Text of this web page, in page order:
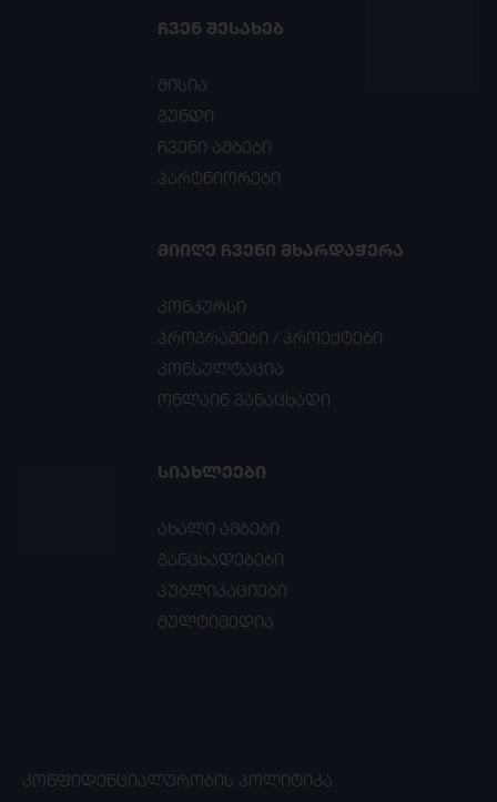
ᲩᲕᲔᲜ ᲨᲔᲡᲐᲮᲔᲑ
მისია
გუნდი
ჩვენი ამბები
პარტნიორები
ᲛᲘᲘᲦᲔ ᲩᲕᲔᲜᲘ ᲛᲮᲐᲠᲓᲐᲭᲔᲠᲐ
კონკურსი
პროგრამები / პროექტები
კონსულტაცია
ონლაინ განაცხადი
ᲡᲘᲐᲮᲚᲔᲔᲑᲘ
ახალი ამბები
განცხადებები
პუბლიკაციები
მულტიმედია
ᲙᲝᲜᲤᲘᲓᲔᲜᲪᲘᲐᲚᲣᲠᲝᲑᲘᲡ ᲞᲝᲚᲘᲢᲘᲙᲐ